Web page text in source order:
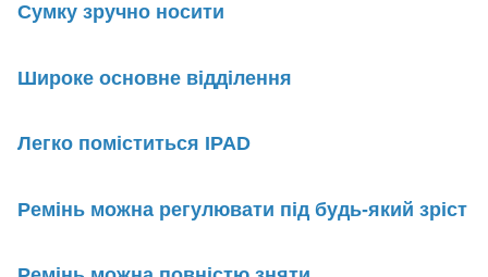
Сумку зручно носити
Широке основне відділення
Легко поміститься IPAD
Ремінь можна регулювати під будь-який зріст